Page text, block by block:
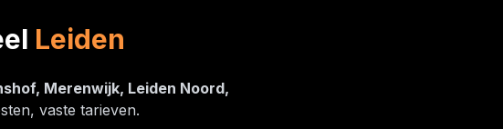
Leiden
Merenwijk, Leiden Noord,
vaste tarieven.